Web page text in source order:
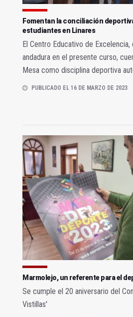
Fomentan la conciliación
estudiantes en Linares
El Centro Educativo de
andadura en el presente curso,
Mesa como disciplina deportiva
PUBLICADO EL 16 DE MARZO DE 2023
Marmolejo, un referente para el
Se cumple el 20 aniversario del
Vistillas'